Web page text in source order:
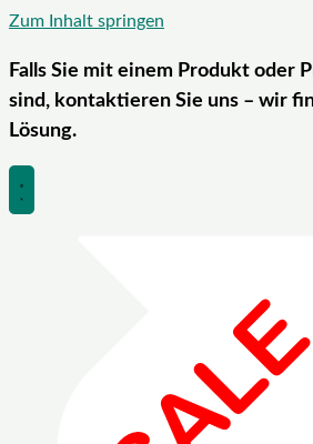
Zum Inhalt springen
Falls Sie mit einem Produkt oder
sind, kontaktieren Sie uns – wir
Lösung.